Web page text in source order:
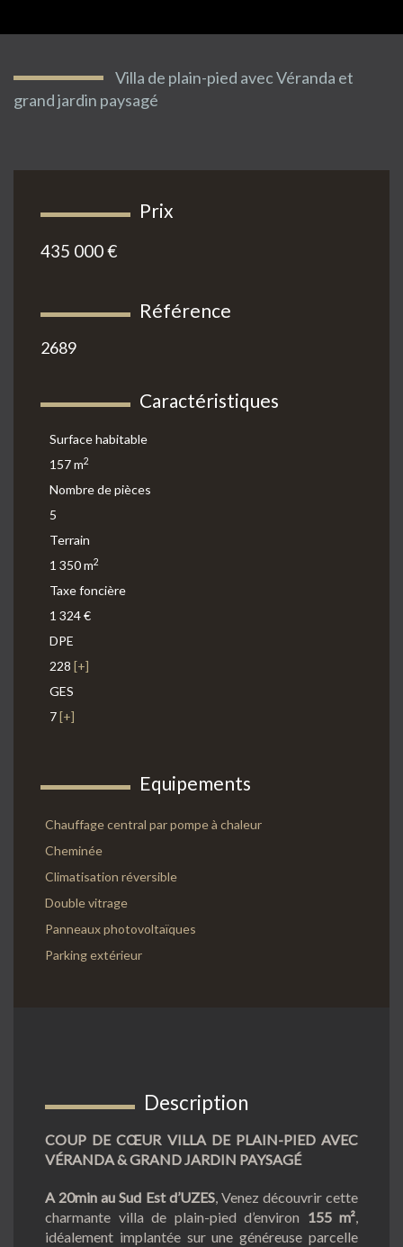
Villa de plain-pied avec Véranda et
grand jardin paysagé
Prix
435 000 €
Référence
2689
Caractéristiques
Surface habitable
157 m2
Nombre de pièces
5
Terrain
1 350 m2
Taxe foncière
1 324 €
DPE
228 [+]
GES
7[+]
Equipements
Chauffage central par pompe à chaleur
Cheminée
Climatisation réversible
Double vitrage
Panneaux photovoltaïques
Parking extérieur
Description
COUP DE CŒUR VILLA DE PLAIN-PIED AVEC
VÉRANDA & GRAND JARDIN PAYSAGÉ
A 20min au Sud Est d’UZES, Venez découvrir cette
charmante villa de plain-pied d’environ 155 m²,
idéalement implantée sur une généreuse parcelle